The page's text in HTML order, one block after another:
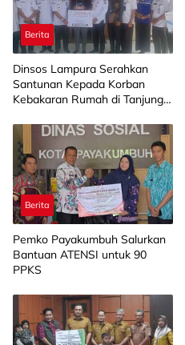
Berita
Dinsos Lampura Serahkan
Santunan Kepada Korban
Kebakaran Rumah di Tanjung
Berita
Pemko Payakumbuh Salurkan
Bantuan ATENSI untuk 90
PPKS